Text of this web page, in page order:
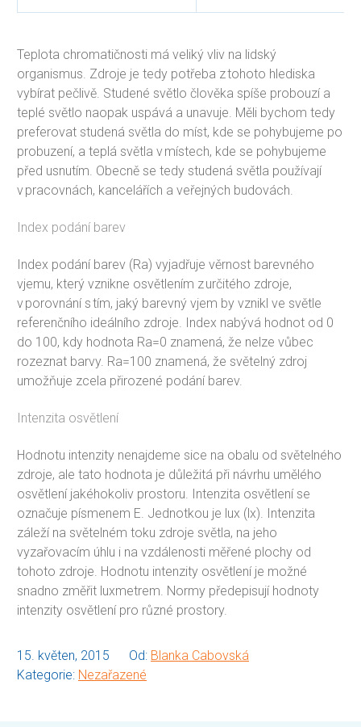
Teplota chromatičnosti má veliký vliv na lidský
organismus. Zdroje je tedy potřeba z tohoto hlediska
vybírat pečlivě. Studené světlo člověka spíše probouzí a
teplé světlo naopak uspává a unavuje. Měli bychom tedy
preferovat studená světla do míst, kde se pohybujeme po
probuzení, a teplá světla v místech, kde se pohybujeme
před usnutím. Obecně se tedy studená světla používají
v pracovnách, kancelářích a veřejných budovách.
Index podání barev
Index podání barev (Ra) vyjadřuje věrnost barevného
vjemu, který vznikne osvětlením z určitého zdroje,
v porovnání s tím, jaký barevný vjem by vznikl ve světle
referenčního ideálního zdroje. Index nabývá hodnot od 0
do 100, kdy hodnota Ra=0 znamená, že nelze vůbec
rozeznat barvy. Ra=100 znamená, že světelný zdroj
umožňuje zcela přirozené podání barev.
Intenzita osvětlení
Hodnotu intenzity nenajdeme sice na obalu od světelného
zdroje, ale tato hodnota je důležitá při návrhu umělého
osvětlení jakéhokoliv prostoru. Intenzita osvětlení se
označuje písmenem E. Jednotkou je lux (lx). Intenzita
záleží na světelném toku zdroje světla, na jeho
vyzařovacím úhlu i na vzdálenosti měřené plochy od
tohoto zdroje. Hodnotu intenzity osvětlení je možné
snadno změřit luxmetrem. Normy předepisují hodnoty
intenzity osvětlení pro různé prostory.
15. květen, 2015 Od: Blanka Cabovská
Kategorie: Nezařazené